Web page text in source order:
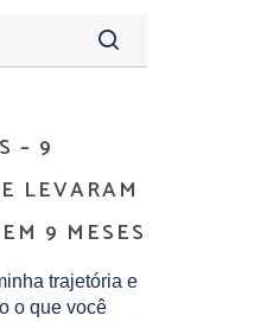
– 9
LEVARAM
9 MESES
trajetória e
o que você